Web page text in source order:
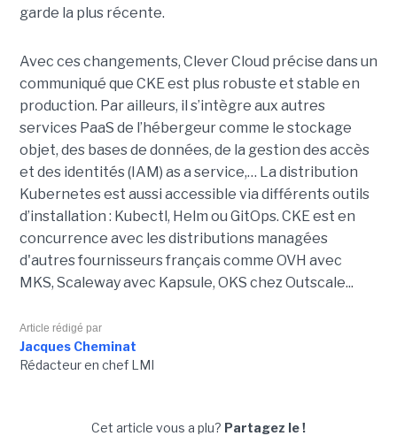
garde la plus récente.
Avec ces changements, Clever Cloud précise dans un
communiqué que CKE est plus robuste et stable en
production. Par ailleurs, il s’intègre aux autres
services PaaS de l’hébergeur comme le stockage
objet, des bases de données, de la gestion des accès
et des identités (IAM) as a service,… La distribution
Kubernetes est aussi accessible via différents outils
d’installation : Kubectl, Helm ou GitOps. CKE est en
concurrence avec les distributions managées
d'autres fournisseurs français comme OVH avec
MKS, Scaleway avec Kapsule, OKS chez Outscale...
Article rédigé par
Jacques Cheminat
Rédacteur en chef LMI
Cet article vous a plu? Partagez le !